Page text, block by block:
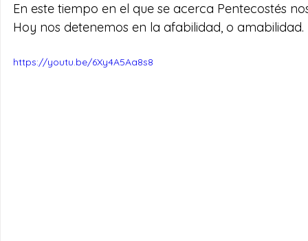
En este tiempo en el que se acerca Pentecostés
Hoy nos detenemos en la afabilidad, o amabilidad.
https://youtu.be/6Xy4A5Aa8s8